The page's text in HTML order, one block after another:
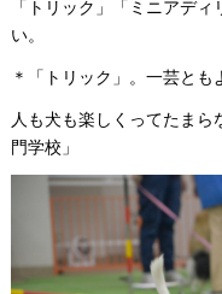
「トリック」「ミニアデ
い。
＊「トリック」。一芸とも
人も犬も楽しくってたま
門学校」